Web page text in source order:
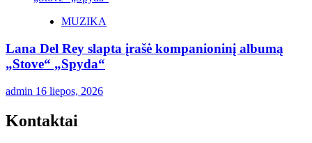
MUZIKA
Lana Del Rey slapta įrašė kompanioninį albumą
„Stove“ „Spyda“
admin 16 liepos, 2026
Kontaktai